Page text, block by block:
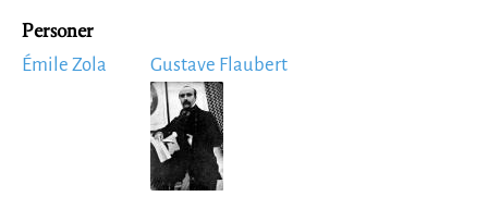
Personer
Émile Zola
Gustave Flaubert
Image